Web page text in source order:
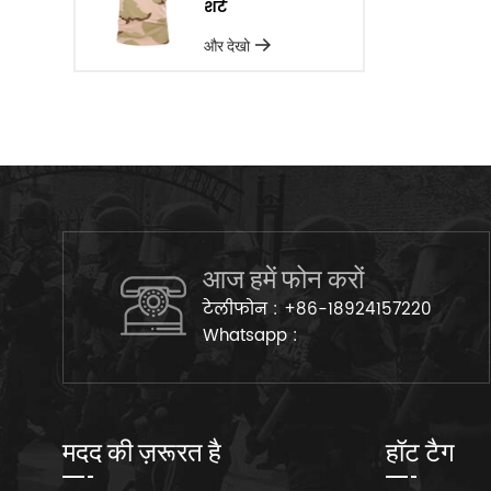
शर्ट
और देखो
आज हमें फोन करों
टेलीफोन : +86-18924157220
Whatsapp :
मदद की ज़रूरत है हॉट टैग